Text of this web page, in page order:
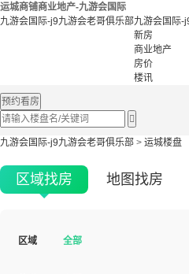
运城商铺商业地产-九游会国际
九游会国际-j9九游会老哥俱乐部九游会国际-
新房
商业地产
房价
楼讯
预约看房

九游会国际-j9九游会老哥俱乐部 > 运城楼盘
区域找房 地图找房
区域 全部